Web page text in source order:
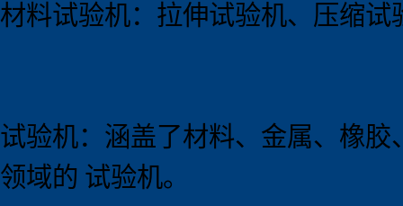
材料试验机：拉伸试验机、压缩
试验机：涵盖了材料、金属、橡
领域的 试验机。